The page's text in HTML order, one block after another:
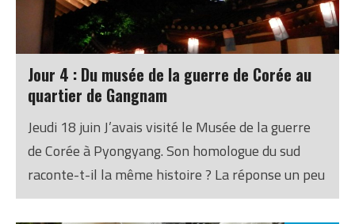
Jour 4 : Du musée de la guerre de Corée au
quartier de Gangnam
Jeudi 18 juin J’avais visité le Musée de la guerre
de Corée à Pyongyang. Son homologue du sud
raconte-t-il la même histoire ? La réponse un peu
plus bas.